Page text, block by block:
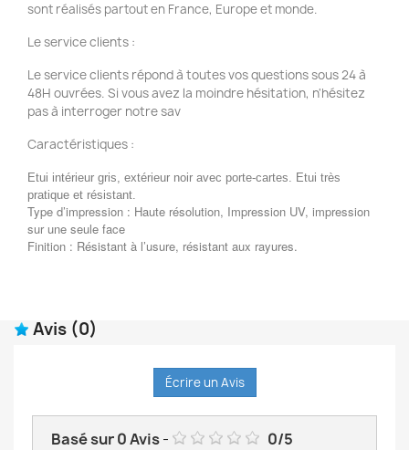
sont réalisés partout en France, Europe et monde.
Le service clients :
Le service clients répond à toutes vos questions sous 24 à
48H ouvrées. Si vous avez la moindre hésitation, n'hésitez
pas à interroger notre sav
Caractéristiques :
Etui intérieur gris, extérieur noir avec porte-cartes. Etui très
pratique et résistant.
Type d’impression : Haute résolution, Impression UV, impression
sur une seule face
Finition : Résistant à l’usure, résistant aux rayures.
Avis (0)
Écrire un Avis
Basé sur0Avis- 0/5